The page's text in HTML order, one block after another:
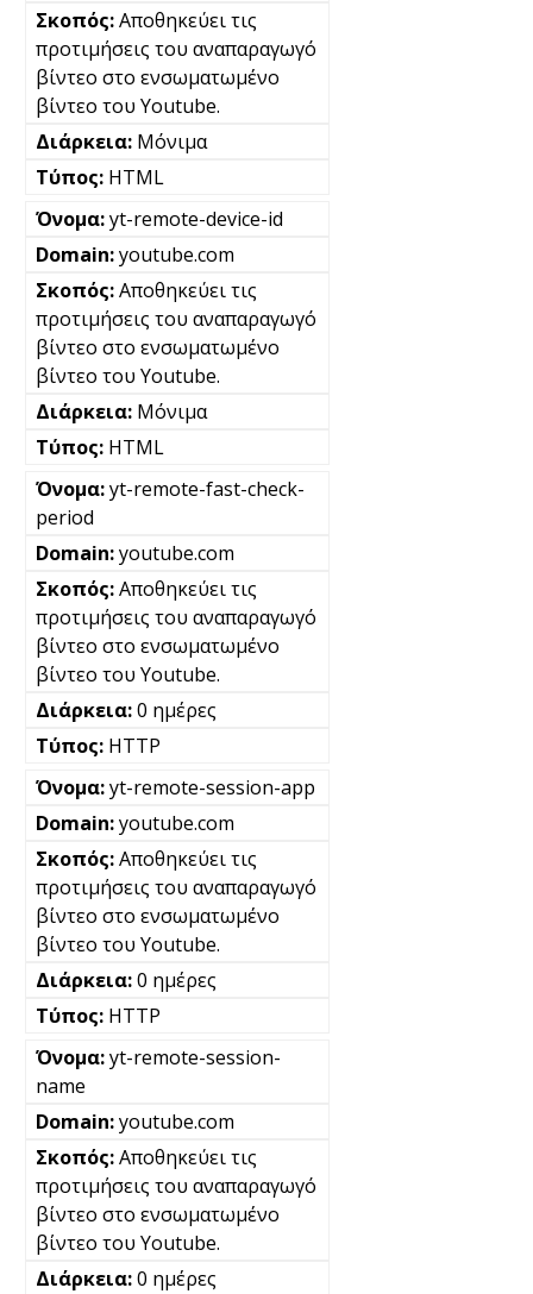
Αποθηκεύει τις
προτιμήσεις του αναπαραγωγό
βίντεο στο ενσωματωμένο
βίντεο του Youtube.
Μόνιμα
HTML
yt-remote-device-id
youtube.com
Αποθηκεύει τις
προτιμήσεις του αναπαραγωγό
βίντεο στο ενσωματωμένο
βίντεο του Youtube.
Μόνιμα
HTML
yt-remote-fast-check-
period
youtube.com
Αποθηκεύει τις
προτιμήσεις του αναπαραγωγό
βίντεο στο ενσωματωμένο
βίντεο του Youtube.
0 ημέρες
HTTP
yt-remote-session-app
youtube.com
Αποθηκεύει τις
προτιμήσεις του αναπαραγωγό
βίντεο στο ενσωματωμένο
βίντεο του Youtube.
0 ημέρες
HTTP
yt-remote-session-
name
youtube.com
Αποθηκεύει τις
προτιμήσεις του αναπαραγωγό
βίντεο στο ενσωματωμένο
βίντεο του Youtube.
0 ημέρες